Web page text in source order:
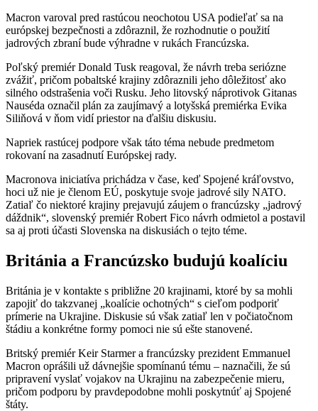
Macron varoval pred rastúcou neochotou USA podieľať sa na
európskej bezpečnosti a zdôraznil, že rozhodnutie o použití
jadrových zbraní bude výhradne v rukách Francúzska.
Poľský premiér Donald Tusk reagoval, že návrh treba seriózne
zvážiť, pričom pobaltské krajiny zdôraznili jeho dôležitosť ako
silného odstrašenia voči Rusku. Jeho litovský náprotivok Gitanas
Nauséda označil plán za zaujímavý a lotyšská premiérka Evika
Siliňová v ňom vidí priestor na ďalšiu diskusiu.
Napriek rastúcej podpore však táto téma nebude predmetom
rokovaní na zasadnutí Európskej rady.
Macronova iniciatíva prichádza v čase, keď Spojené kráľovstvo,
hoci už nie je členom EÚ, poskytuje svoje jadrové sily NATO.
Zatiaľ čo niektoré krajiny prejavujú záujem o francúzsky „jadrový
dáždnik“, slovenský premiér Robert Fico návrh odmietol a postavil
sa aj proti účasti Slovenska na diskusiách o tejto téme.
Británia a Francúzsko budujú koalíciu
Británia je v kontakte s približne 20 krajinami, ktoré by sa mohli
zapojiť do takzvanej „koalície ochotných“ s cieľom podporiť
prímerie na Ukrajine. Diskusie sú však zatiaľ len v počiatočnom
štádiu a konkrétne formy pomoci nie sú ešte stanovené.
Britský premiér Keir Starmer a francúzsky prezident Emmanuel
Macron oprášili už dávnejšie spomínanú tému – naznačili, že sú
pripravení vyslať vojakov na Ukrajinu na zabezpečenie mieru,
pričom podporu by pravdepodobne mohli poskytnúť aj Spojené
štáty.